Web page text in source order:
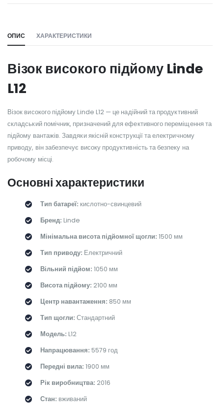
ОПИС ХАРАКТЕРИСТИКИ
Візок високого підйому Linde
L12
Візок високого підйому Linde L12 — це надійний та продуктивний
складський помічник, призначений для ефективного переміщення та
підйому вантажів. Завдяки якісній конструкції та електричному
приводу, він забезпечує високу продуктивність та безпеку на
робочому місці.
Основні характеристики
Тип батареї: кислотно-свинцевий
Бренд: Linde
Мінімальна висота підйомної щогли: 1500 мм
Тип приводу: Електричний
Вільний підйом: 1050 мм
Висота підйому: 2100 мм
Центр навантаження: 850 мм
Тип щогли: Стандартний
Модель: L12
Напрацювання: 5579 год
Передні вила: 1900 мм
Рік виробництва: 2016
Стан: вживаний